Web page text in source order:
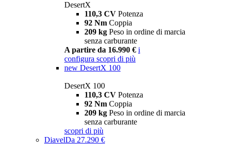
DesertX
110,3 CV Potenza
92 Nm Coppia
209 kg Peso in ordine di marcia
senza carburante
A partire da 16.990 € i
configura scopri di più
new DesertX 100
DesertX 100
110,3 CV Potenza
92 Nm Coppia
209 kg Peso in ordine di marcia
senza carburante
scopri di più
DiavelDa 27.290 €